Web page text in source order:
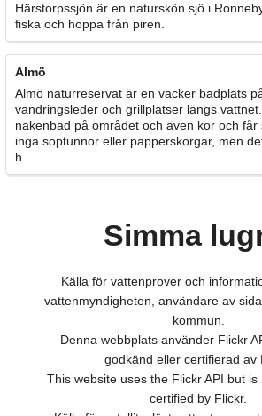
Härstorpssjön är en naturskön sjö i
fiska och hoppa från piren.
Almö
Almö naturreservat är en vacker badplats
vandringsleder och grillplatser längs
nakenbad på området och även kor och får
inga soptunnor eller papperskorgar, men
h...
Simma
Källa för vattenprover och
vattenmyndigheten, användare av
kommun.
Denna webbplats använder Flickr
godkänd eller certifierad av
This website uses the Flickr API but
certified by Flickr.